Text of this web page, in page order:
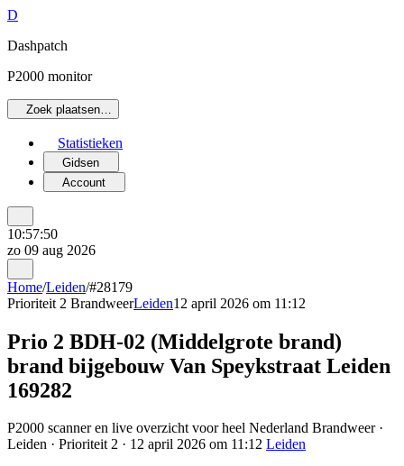
D
Dashpatch
P2000 monitor
Zoek plaatsen…
Statistieken
Gidsen
Account
10:57:50
zo 09 aug 2026
Home/Leiden/#28179
Prioriteit 2 BrandweerLeiden12 april 2026 om 11:12
Prio 2 BDH-02 (Middelgrote brand)
brand bijgebouw Van Speykstraat Leiden
169282
P2000 scanner en live overzicht voor heel Nederland Brandweer ·
Leiden · Prioriteit 2 · 12 april 2026 om 11:12 Leiden